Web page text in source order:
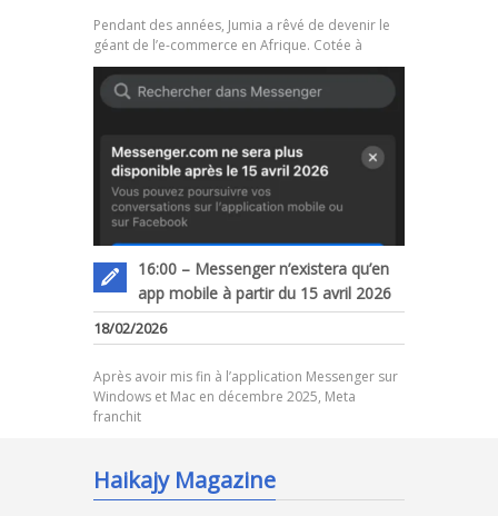
Pendant des années, Jumia a rêvé de devenir le
géant de l’e-commerce en Afrique. Cotée à
16:00 – Messenger n’existera qu’en
app mobile à partir du 15 avril 2026
18/02/2026
Après avoir mis fin à l’application Messenger sur
Windows et Mac en décembre 2025, Meta
franchit
Haikajy Magazine